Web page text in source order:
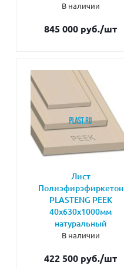
В наличии
845 000 руб./шт
Лист
Полиэфирэфиркетон
PLASTENG PEEK
40х630х1000мм
натуральный
В наличии
422 500 руб./шт